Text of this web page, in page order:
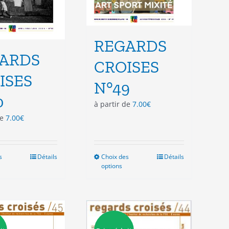
produit
produit
7.00€
variations.
Les
Détails
REGARDS
CROISES
N°49
à partir de 7.00€
Choix des
options
variations.
Les
Détails